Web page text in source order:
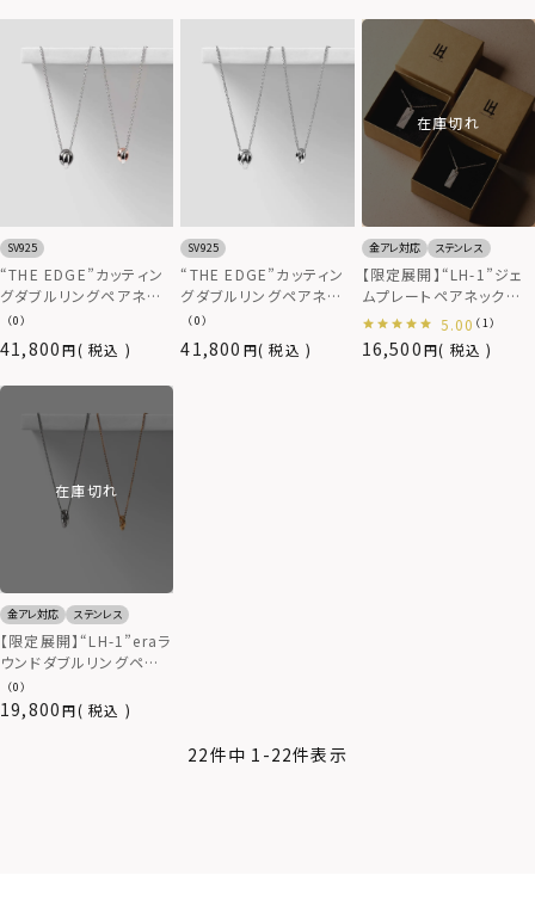
SV925
“THE EDGE”カッティン
グダブルリングペアネッ
クレス/ライトブラック&ピ
ンク/シルバー925
41,800 税込
（0）
SV925
“THE EDGE”カッティン
グダブルリングペアネッ
クレス/シルバー925
41,800 税込
（0）
在庫切れ
金アレ対応 ステンレス
【限定展開】“LH-1”ジェ
ムプレートペアネックレ
ス/サージカルステンレス
（金属アレルギー対応）
16,500 税込
5.00 （1）
在庫切れ
金アレ対応 ステンレス
【限定展開】“LH-1”eraラ
ウンドダブルリングペア
ネックレス/ダイヤモンド/
サージカルステンレス（金
属アレルギー対応）
19,800 税込
（0）
22件中 1 -22件表示